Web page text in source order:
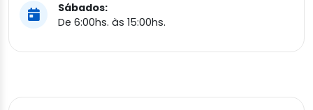
Sábados:
De 6:00hs. às 15:00hs.